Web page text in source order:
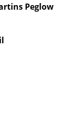
Peglow